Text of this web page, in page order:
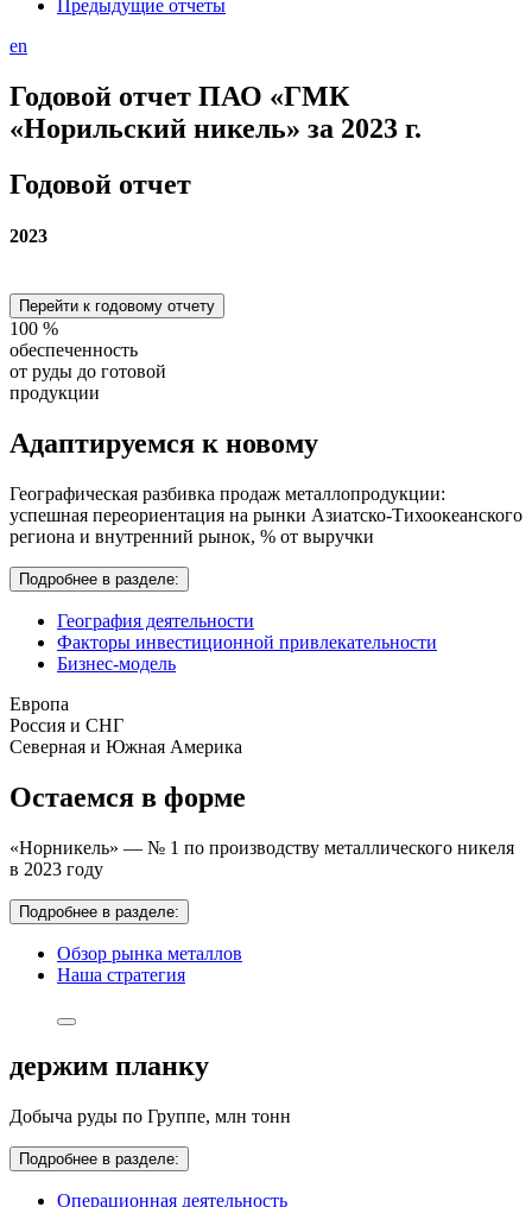
Предыдущие отчеты
en
Годовой отчет ПАО «ГМК
«Норильский никель» за 2023 г.
Годовой отчет
2023
Перейти к годовому отчету
100 %
обеспеченность
от руды до готовой
продукции
Адаптируемся к новому
Географическая разбивка продаж металлопродукции:
успешная переориентация на рынки Азиатско-Тихоокеанского
региона и внутренний рынок, % от выручки
Подробнее в разделе:
География деятельности
Факторы инвестиционной привлекательности
Бизнес-модель
Европа
Россия и СНГ
Северная и Южная Америка
Остаемся в форме
«Норникель» — № 1 по производству металлического никеля
в 2023 году
Подробнее в разделе:
Обзор рынка металлов
Наша стратегия
держим планку
Добыча руды по Группе, млн тонн
Подробнее в разделе:
Операционная деятельность